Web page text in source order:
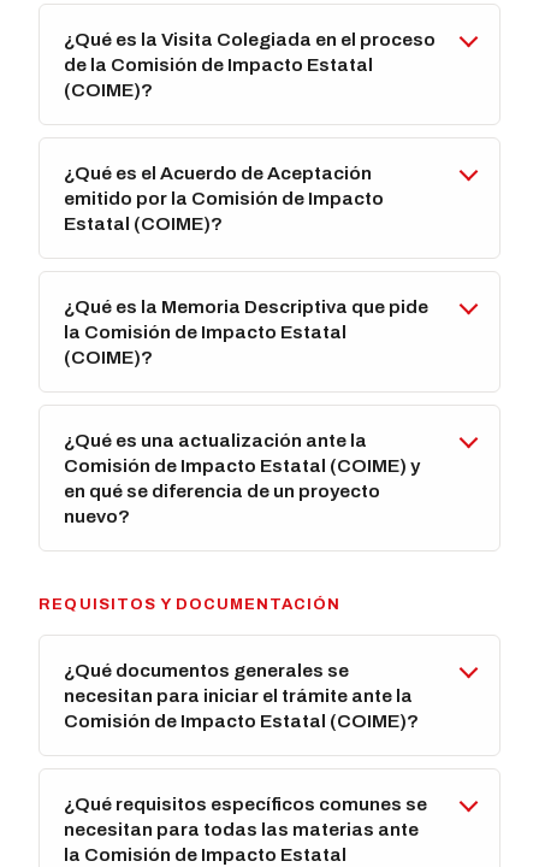
¿Qué es la Visita Colegiada en el proceso
de la Comisión de Impacto Estatal
(COIME)?
¿Qué es el Acuerdo de Aceptación
emitido por la Comisión de Impacto
Estatal (COIME)?
¿Qué es la Memoria Descriptiva que pide
la Comisión de Impacto Estatal
(COIME)?
¿Qué es una actualización ante la
Comisión de Impacto Estatal (COIME) y
en qué se diferencia de un proyecto
nuevo?
REQUISITOS Y DOCUMENTACIÓN
¿Qué documentos generales se
necesitan para iniciar el trámite ante la
Comisión de Impacto Estatal (COIME)?
¿Qué requisitos específicos comunes se
necesitan para todas las materias ante
la Comisión de Impacto Estatal